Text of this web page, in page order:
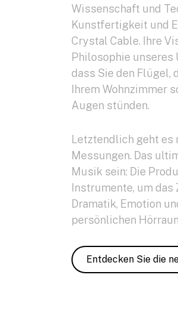
Wissenschaft und
Kunstfertigkeit und
Crystal Cable. Ihre
Philosophie unseres
dass Sie den Flügel,
Ihrem Wohnzimmer
Augen stünden.
Letztendlich geht
Messungen. Das
Musik sein: Die
Instrumente, um
Dramatik, Emotion
persönlichen
Entdecken Sie die